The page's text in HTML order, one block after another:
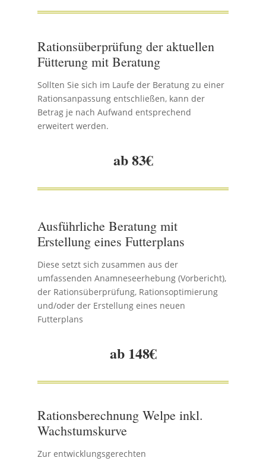
Rationsüberprüfung der aktuellen
Fütterung mit Beratung
Sollten Sie sich im Laufe der Beratung zu einer
Rationsanpassung entschließen, kann der
Betrag je nach Aufwand entsprechend
erweitert werden.
ab 83€
Ausführliche Beratung mit
Erstellung eines Futterplans
Diese setzt sich zusammen aus der
umfassenden Anamneseerhebung (Vorbericht),
der Rationsüberprüfung, Rationsoptimierung
und/oder der Erstellung eines neuen
Futterplans
ab 148€
Rationsberechnung Welpe inkl.
Wachstumskurve
Zur entwicklungsgerechten